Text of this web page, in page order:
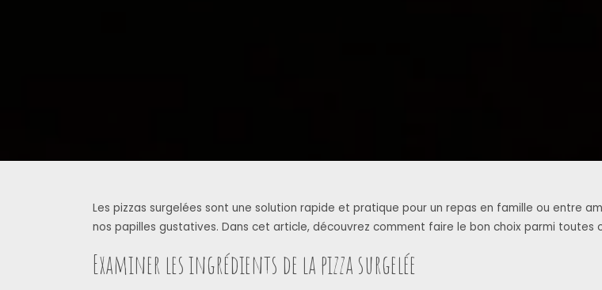
Les pizzas surgelées sont une solution rapide et pratique pour un repas en famille ou entre
nos papilles gustatives. Dans cet article, découvrez comment faire le bon choix parmi toutes
Examiner les ingrédients de la pizza surgelée